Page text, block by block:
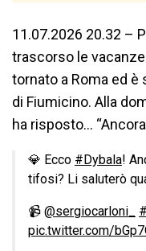
11.07.2026 20.32 –
trascorso le
tornato a Roma ed è
di Fiumicino. Alla
ha risposto…
💎 Ecco #Dybala!
tifosi? Li saluterò
📹 @sergiocarloni_
pic.twitter.com/